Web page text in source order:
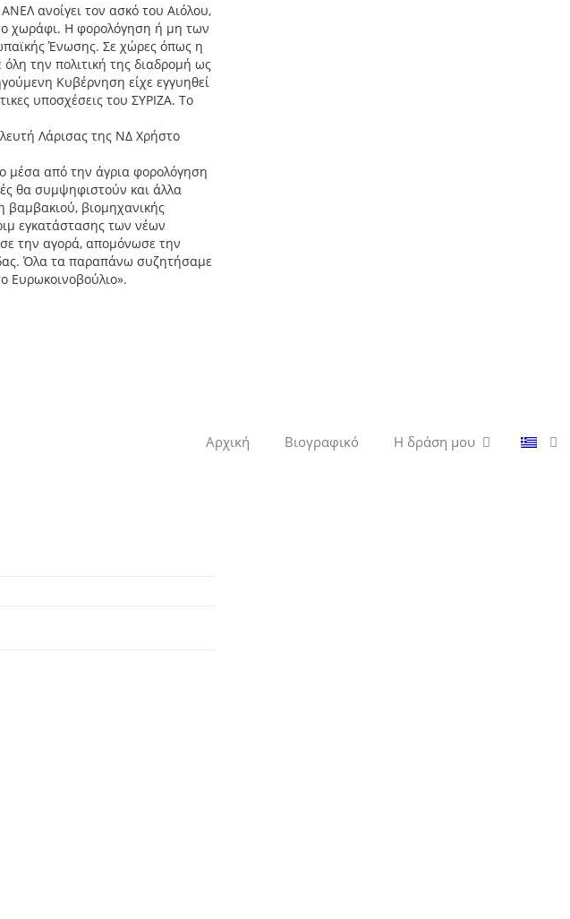
Αρχική Βιογραφικό Η δράση μου
ανοίγει τον ασκό του Αιόλου,
χωράφι. Η φορολόγηση ή μη των
Ένωσης. Σε χώρες όπως η
την πολιτική της διαδρομή ως
Κυβέρνηση είχε εγγυηθεί
υποσχέσεις του ΣΥΡΙΖΑ. Το
Λάρισας της ΝΔ Χρήστο
μέσα από την άγρια φορολόγηση
θα συμψηφιστούν και άλλα
βαμβακιού, βιομηχανικής
εγκατάστασης των νέων
την αγορά, απομόνωσε την
Όλα τα παραπάνω συζητήσαμε
Ευρωκοινοβούλιο».